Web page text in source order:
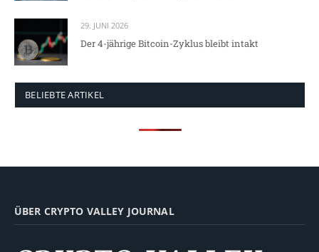
29. JUNI 2026
Der 4-jährige Bitcoin-Zyklus bleibt intakt
BELIEBTE ARTIKEL
ÜBER CRYPTO VALLEY JOURNAL